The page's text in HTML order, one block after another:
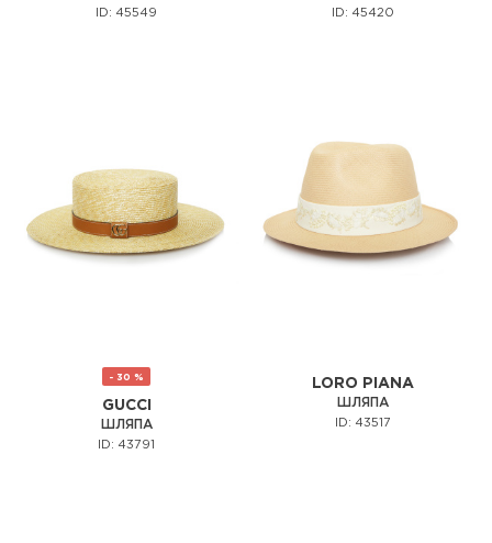
ID: 45549 ID: 45420
- 30 %
GUCCI
ШЛЯПА
ID: 43791
LORO PIANA
ШЛЯПА
ID: 43517